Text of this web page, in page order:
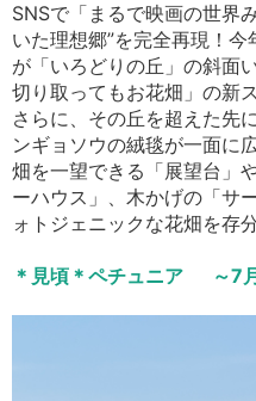
SNSで「まるで映画の世界
いた理想郷”を完全再現！
が「いろどりの丘」の斜面
切り取ってもお花畑」の新
さらに、その丘を超えた先
ンギョソウの絨毯が一面に
畑を一望できる「展望台」
ーハウス」、木かげの「サ
ォトジェニックな花畑を存
＊見頃＊ペチュニア ～7